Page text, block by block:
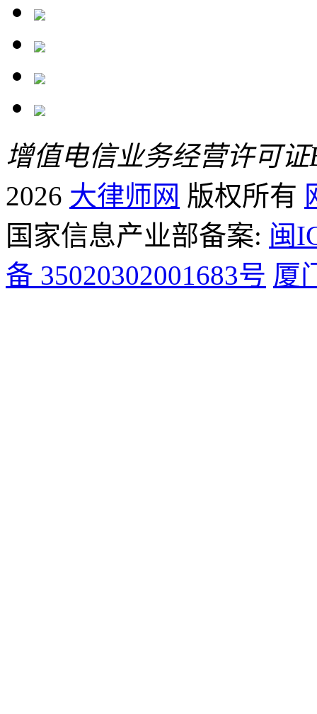
增值电信业务经营许可证
2026 大律师网 版权所有
国家信息产业部备案: 闽
备 35020302001683号 厦